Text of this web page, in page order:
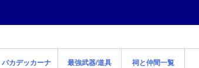
バカデッカーナ 最強武器/道具 祠と仲間一覧